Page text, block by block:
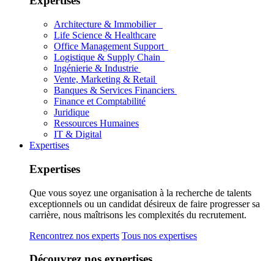
Architecture & Immobilier
Life Science & Healthcare
Office Management Support
Logistique & Supply Chain
Ingénierie & Industrie
Vente, Marketing & Retail
Banques & Services Financiers
Finance et Comptabilité
Juridique
Ressources Humaines
IT & Digital
Expertises
Expertises
Que vous soyez une organisation à la recherche de talents
exceptionnels ou un candidat désireux de faire progresser sa
carrière, nous maîtrisons les complexités du recrutement.
Rencontrez nos experts Tous nos expertises